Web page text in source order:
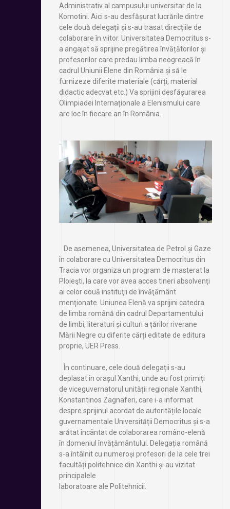
Administrativ al campusului universitar de la
Komotini. Aici s-au desfășurat lucrările dintre
cele două delegații și s-au trasat direcțiile de
colaborare în viitor. Universitatea Democritus s-
a angajat să sprijine pregătirea învățătorilor și
profesorilor care predau limba neogreacă în
cadrul Uniunii Elene din România și să le
furnizeze diferite materiale (cărți, material
didactic adecvat etc.) Va sprijini desfășurarea
Olimpiadei Internaționale a Elenismului care
are loc în fiecare an în România.
De asemenea, Universitatea de Petrol și Gaze
în colaborare cu Universitatea Democritus din
Tracia vor organiza un program de masterat la
Ploieşti, la care vor avea acces tineri absolvenți
ai celor două instituţii de învăţământ
menţionate. Uniunea Elenă va sprijini catedra
de limba română din cadrul Departamentului
de limbi, literaturi și culturi a țărilor riverane
Mării Negre cu diferite cărți editate de editura
proprie, UER Press.
În continuare, cele două delegații s-au
deplasat în orașul Xanthi, unde au fost primiți
de viceguvernatorul unității regionale Xanthi,
Konstantinos Zagnaferi, care i-a informat
despre sprijinul acordat de autoritățile locale
guvernamentale Universității Democritus și s-a
arătat încântat de colaborarea româno-elenă
în domeniul învățământului. Delegația română
s-a întâlnit cu numeroși profesori de la cele trei
facultăți politehnice din Xanthi și au vizitat
principalele
laboratoare ale Politehnicii.